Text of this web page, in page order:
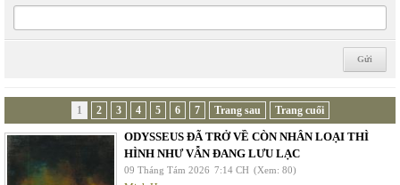
1 2 3 4 5 6 7 Trang sau Trang cuối
ODYSSEUS ĐÃ TRỞ VỀ CÒN NHÂN LOẠI THÌ
HÌNH NHƯ VẪN ĐANG LƯU LẠC
09 Tháng Tám 2026 7:14 CH (Xem: 80)